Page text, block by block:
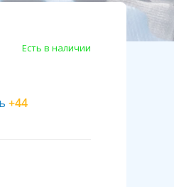
Есть в наличии
+44